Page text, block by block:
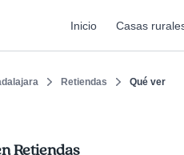
Inicio Casas
Retiendas Qué ver
Retiendas